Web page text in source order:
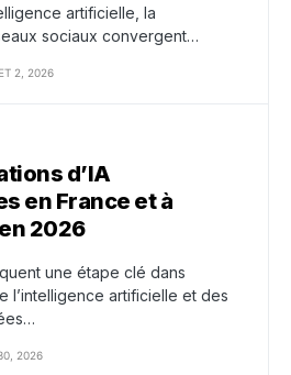
artificielle, la
sociaux convergent…
2, 2026
d’IA
en France et à
2026
une étape clé dans
l’intelligence artificielle et des
2026